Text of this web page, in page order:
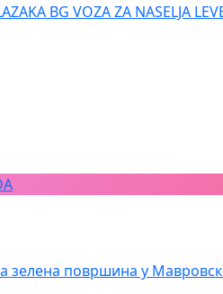
BG VOZA ZA NASELJA
површина у